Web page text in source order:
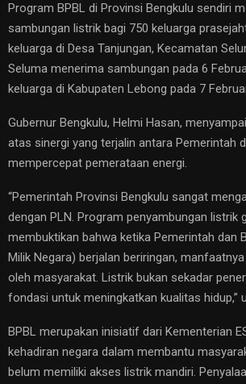
Program BPBL di Provinsi Bengkulu sendiri
sambungan listrik bagi 750 keluarga
keluarga di Desa Tanjungan, Kecamatan
Seluma menerima sambungan pada 6
keluarga di Kabupaten Lebong pada 7
Gubernur Bengkulu, Helmi Hasan,
atas sinergi yang terjalin antara Pemerintah
mempercepat pemerataan energi.
“Pemerintah Provinsi Bengkulu sangat
dengan PLN. Program penyambungan listrik
membuktikan bahwa ketika Pemerintah dan
Milik Negara) berjalan beriringan,
oleh masyarakat. Listrik bukan sekadar
fondasi untuk meningkatkan kualitas hidup,”
BPBL merupakan inisiatif dari Kementerian
kehadiran negara dalam membantu
belum memiliki akses listrik mandiri.